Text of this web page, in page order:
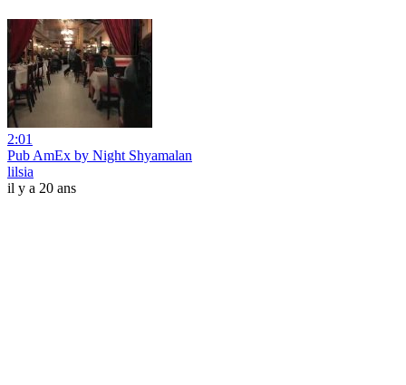
2:01
Pub AmEx by Night Shyamalan
lilsia
il y a 20 ans